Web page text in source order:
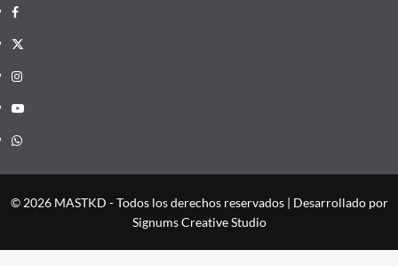
Facebook
X
Instagram
YouTube
Whatsapp